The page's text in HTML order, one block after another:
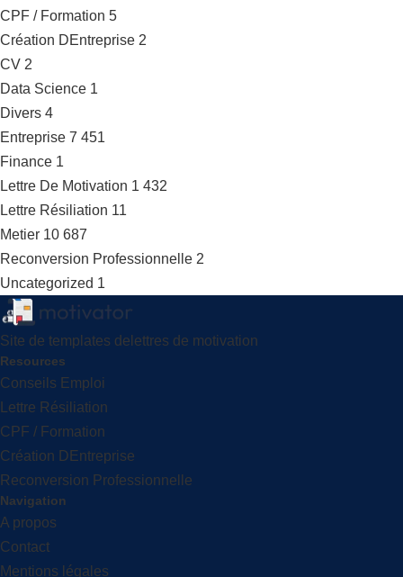
CPF / Formation 5
Création DEntreprise 2
CV 2
Data Science 1
Divers 4
Entreprise 7 451
Finance 1
Lettre De Motivation 1 432
Lettre Résiliation 11
Metier 10 687
Reconversion Professionnelle 2
Uncategorized 1
Site de templates delettres de motivation
Resources
Conseils Emploi
Lettre Résiliation
CPF / Formation
Création DEntreprise
Reconversion Professionnelle
Navigation
A propos
Contact
Mentions légales